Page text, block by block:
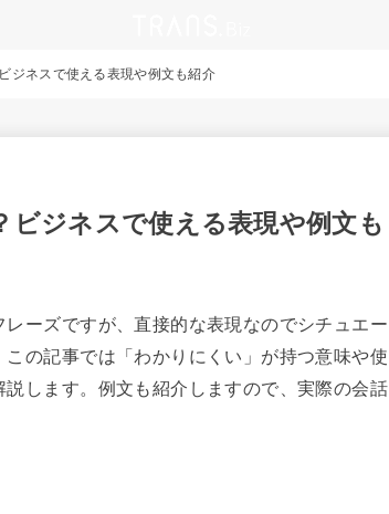
ジネスで使える表現や例文も紹介
ビジネスで使える表現や例文も
ーズですが、直接的な表現なのでシチュエー
の記事では「わかりにくい」が持つ意味や使
します。例文も紹介しますので、実際の会話